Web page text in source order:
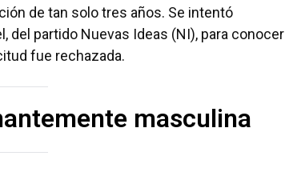
de tan solo tres años. Se intentó
del partido Nuevas Ideas (NI), para conocer
fue rechazada.
masculina